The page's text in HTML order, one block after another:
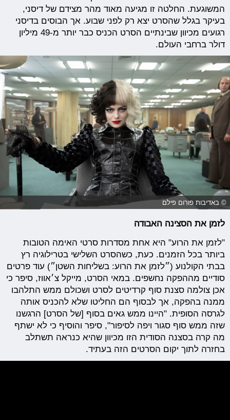
המשוגעת. החלטה זו מגיעה מאוד מהר מצידם של דיסני,
בעיקר בגלל שהסרט יצא רק לפני שבוע. אך הבוסים בדיסני
רגועים מכיוון שבינתיים הסרט הכניס כבר יותר מ-49 מיליון
דולר ברחבי העולם.
© באדיבות פורום פילם
לזמן את הסצינה האבודה
"לזמן את הרוע" היא אחת מסדרות סרטי האימה הטובות
ביותר בכל הזמנים. כעת, כשהסרט השלישי בטרילוגיה רץ
בבתי הקולנוע (״לזמן את הרוע: בשליחות השטן״) עוד פרטים
סודיים מההפקה נחשפים. במאי הסרט, מייקל צ׳אווז, סיפר כי
אכן צולמה סצנת סוף קרדיטים לסרט ושכולם ממש התלהבו
ממנה בהפקה, אך לבסוף הם החליטו שלא להכניס אותה
לגרסה הסופית. "היינו ממש גאים בסוף [של הסרט] הרגשנו
שזה ממש סוף סגור ויפה לסיפור", סיפר והוסיף כי לא ישתף
מה קרה בסצנה הסודית הזו מכיוון שהיא כנראה תשתלב
בחזרה לתוך יקום הסרטים הזה בעתיד.